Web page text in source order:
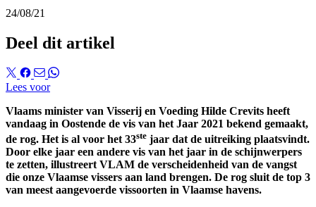
24/08/21
Deel dit artikel
Lees voor
Vlaams minister van Visserij en Voeding Hilde Crevits heeft
vandaag in Oostende de vis van het Jaar 2021 bekend gemaakt,
de rog. Het is al voor het 33ste jaar dat de uitreiking plaatsvindt.
Door elke jaar een andere vis van het jaar in de schijnwerpers
te zetten, illustreert VLAM de verscheidenheid van de vangst
die onze Vlaamse vissers aan land brengen. De rog sluit de top 3
van meest aangevoerde vissoorten in Vlaamse havens.